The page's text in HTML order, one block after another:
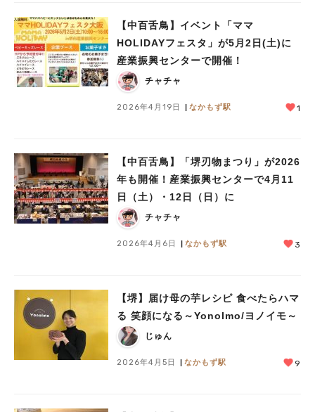
【中百舌鳥】イベント「ママ
HOLIDAYフェスタ」が5月2日(土)に
産業振興センターで開催！
チャチャ
2026年4月19日 なかもず駅 1
【中百舌鳥】「堺刃物まつり」が2026
年も開催！産業振興センターで4月11
日（土）・12日（日）に
チャチャ
2026年4月6日 なかもず駅 3
【堺】届け母の芋レシピ 食べたらハマ
る 笑顔になる～YonoImo/ヨノイモ～
じゅん
2026年4月5日 なかもず駅 9